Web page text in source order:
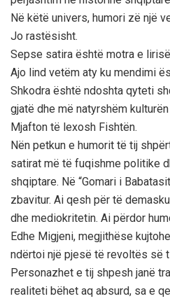
Në këtë univers, humori zë një
Jo rastësisht.
Sepse satira është motra e
Ajo lind vetëm aty ku mendimi
Shkodra është ndoshta qyteti
gjatë dhe më natyrshëm
Mjafton të lexosh Fishtën.
Nën petkun e humorit të tij
satirat më të fuqishme politike
shqiptare. Në “Gomari i
zbavitur. Ai qesh për të
dhe mediokritetin. Ai përdor
Edhe Migjeni, megjithëse
ndërtoi një pjesë të revoltës së
Personazhet e tij shpesh janë
realiteti bëhet aq absurd, sa e